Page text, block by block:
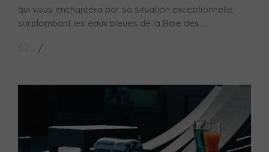
qui vous enchantera par sa situation exceptionnelle,
surplombant les eaux bleues de la Baie des...